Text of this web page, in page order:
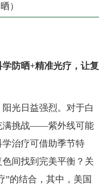
）
防晒+精准光疗，让复
光日益强烈。对于白
满挑战——紫外线可能
治疗可借助季节特
间找到完美平衡？关
”的结合，其中，美国